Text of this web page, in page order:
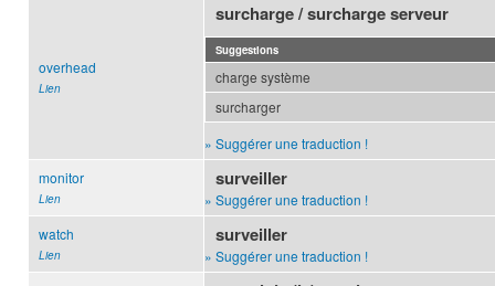
overhead
Lien
surcharge / surcharge serveur
Suggestions
charge système
surcharger
» Suggérer une traduction !
monitor
Lien
surveiller
» Suggérer une traduction !
watch
Lien
surveiller
» Suggérer une traduction !